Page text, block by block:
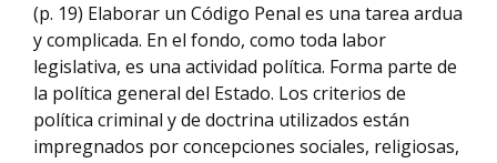
(p. 19) Elaborar un Código Penal es una tarea ardua
y complicada. En el fondo, como toda labor
legislativa, es una actividad política. Forma parte de
la política general del Estado. Los criterios de
política criminal y de doctrina utilizados están
impregnados por concepciones sociales, religiosas,